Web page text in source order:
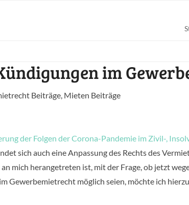
im
Beiträge, Mieten Beiträge
der Folgen der Corona-Pandemie im Zivil-,
sich auch eine Anpassung des Rechts des
mich herangetreten ist, mit der Frage, ob jetzt
Gewerbemietrecht möglich seien, möchte ich